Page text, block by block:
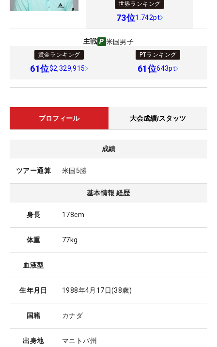
世界ランキング
73位1.742pt
主戦 米国男子
賞金ランキング
61位$2,329,915
PTランキング
61位643pt
プロフィール 大会成績/スタッツ
成績
ツアー通算 米国5勝
基本情報 経歴
身長 178cm
体重 77kg
血液型
生年月日 1988年4月17日(38歳)
国籍 カナダ
出身地 マニトバ州